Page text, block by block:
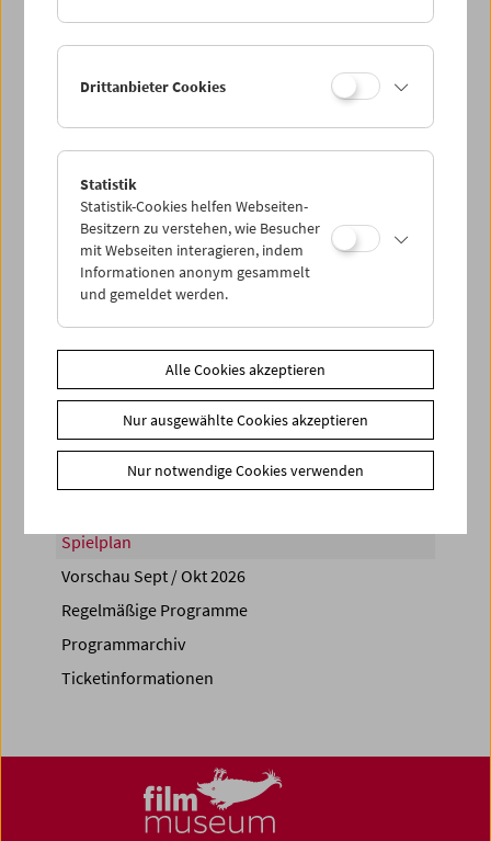
Sa 11.7.
PROGRAMM ÜBERBLICK
Share on
Spielplan
Vorschau Sept / Okt 2026
Regelmäßige Programme
Programmarchiv
Ticketinformationen
Drittanbieter Cookies
Statistik
Statistik-Cookies helfen Webseiten-
Besitzern zu verstehen, wie Besucher
mit Webseiten interagieren, indem
Informationen anonym gesammelt
und gemeldet werden.
Alle Cookies akzeptieren
Nur ausgewählte Cookies akzeptieren
Nur notwendige Cookies verwenden